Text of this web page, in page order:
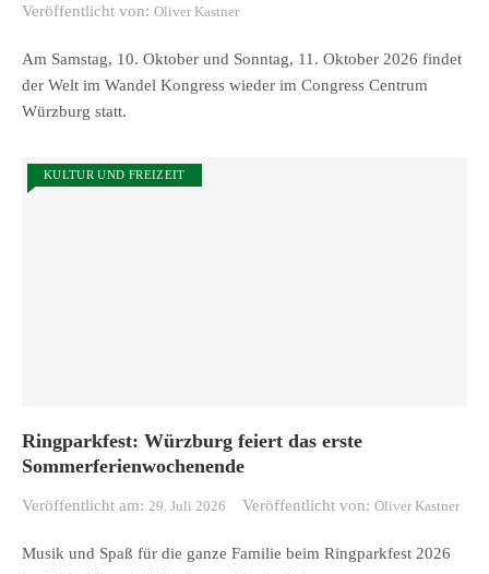
Veröffentlicht von: Oliver Kastner
Am Samstag, 10. Oktober und Sonntag, 11. Oktober 2026 findet
der Welt im Wandel Kongress wieder im Congress Centrum
Würzburg statt.
KULTUR UND FREIZEIT
Ringparkfest: Würzburg feiert das erste
Sommerferienwochenende
Veröffentlicht am: 29. Juli 2026 Veröffentlicht von: Oliver Kastner
Musik und Spaß für die ganze Familie beim Ringparkfest 2026